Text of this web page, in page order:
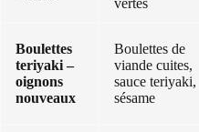
vertes
Boulettes
teriyaki –
oignons
nouveaux
Boulettes de
viande cuites,
sauce teriyaki,
sésame